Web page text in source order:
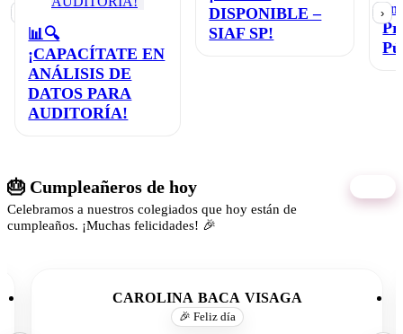
📊🔍
¡CAPACÍTATE EN
ANÁLISIS DE
DATOS PARA
AUDITORÍA!
DISPONIBLE –
SIAF SP!
en
›
🎂 Cumpleañeros de hoy
Celebramos a nuestros colegiados que hoy están de
cumpleaños. ¡Muchas felicidades! 🎉
CAROLINA BACA VISAGA
🎉 Feliz día